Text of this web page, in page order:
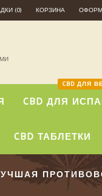
(0) КОРЗИНА
CBD ДЛЯ
CBD ДЛЯ
CBD ТАБЛЕТКИ